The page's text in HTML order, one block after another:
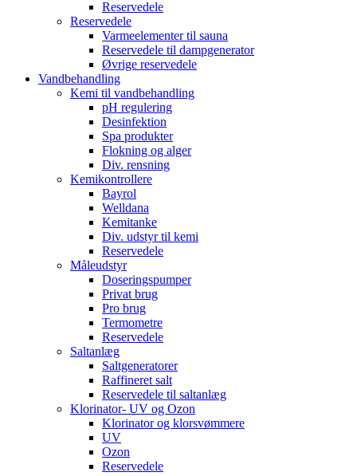
Reservedele
Reservedele
Varmeelementer til sauna
Reservedele til dampgenerator
Øvrige reservedele
Vandbehandling
Kemi til vandbehandling
pH regulering
Desinfektion
Spa produkter
Flokning og alger
Div. rensning
Kemikontrollere
Bayrol
Welldana
Kemitanke
Div. udstyr til kemi
Reservedele
Måleudstyr
Doseringspumper
Privat brug
Pro brug
Termometre
Reservedele
Saltanlæg
Saltgeneratorer
Raffineret salt
Reservedele til saltanlæg
Klorinator- UV og Ozon
Klorinator og klorsvømmere
UV
Ozon
Reservedele